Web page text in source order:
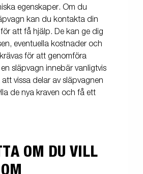
egenskaper. Om du
kan du kontakta din
att få hjälp. De kan ge dig
eventuella kostnader och
för att genomföra
släpvagn innebär vanligtvis
vissa delar av släpvagnen
de nya kraven och få ett
OM DU VILL